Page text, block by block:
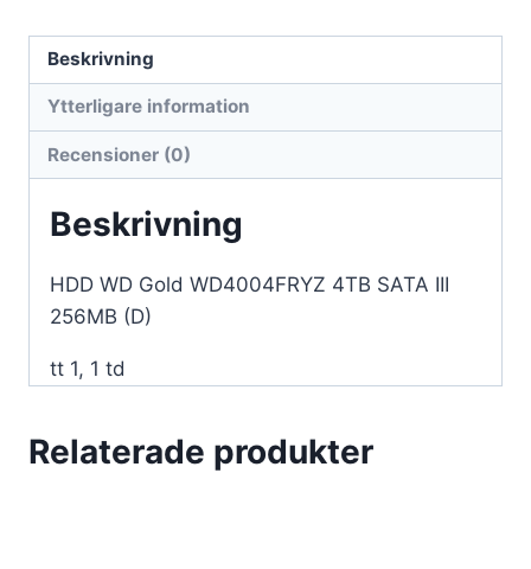
256MB
(D)
Beskrivning
Ytterligare information
Recensioner (0)
Beskrivning
HDD WD Gold WD4004FRYZ 4TB SATA III
256MB (D)
tt 1, 1 td
Relaterade produkter